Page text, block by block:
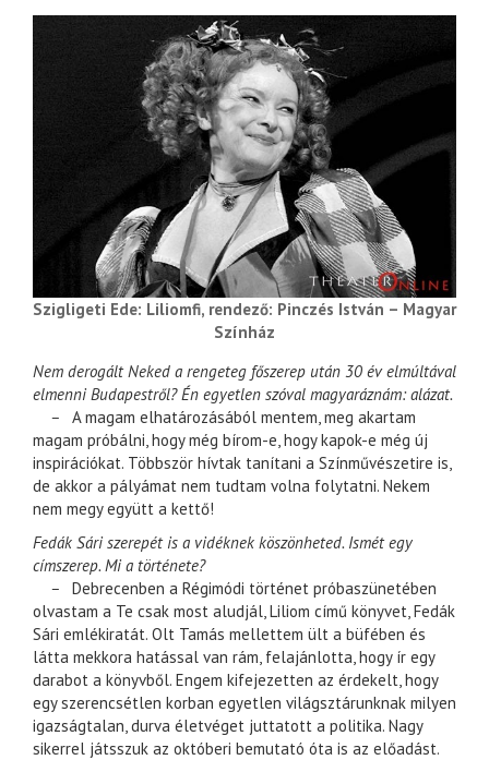
Szigligeti Ede: Liliomfi, rendező: Pinczés István – Magyar
Színház
Nem derogált Neked a rengeteg főszerep után 30 év elmúltával
elmenni Budapestről? Én egyetlen szóval magyaráznám: alázat.
– A magam elhatározásából mentem, meg akartam
magam próbálni, hogy még bírom-e, hogy kapok-e még új
inspirációkat. Többször hívtak tanítani a Színművészetire is,
de akkor a pályámat nem tudtam volna folytatni. Nekem
nem megy együtt a kettő!
Fedák Sári szerepét is a vidéknek köszönheted. Ismét egy
címszerep. Mi a története?
– Debrecenben a Régimódi történet próbaszünetében
olvastam a Te csak most aludjál, Liliom című könyvet, Fedák
Sári emlékiratát. Olt Tamás mellettem ült a büfében és
látta mekkora hatással van rám, felajánlotta, hogy ír egy
darabot a könyvből. Engem kifejezetten az érdekelt, hogy
egy szerencsétlen korban egyetlen világsztárunknak milyen
igazságtalan, durva életvéget juttatott a politika. Nagy
sikerrel játsszuk az októberi bemutató óta is az előadást.